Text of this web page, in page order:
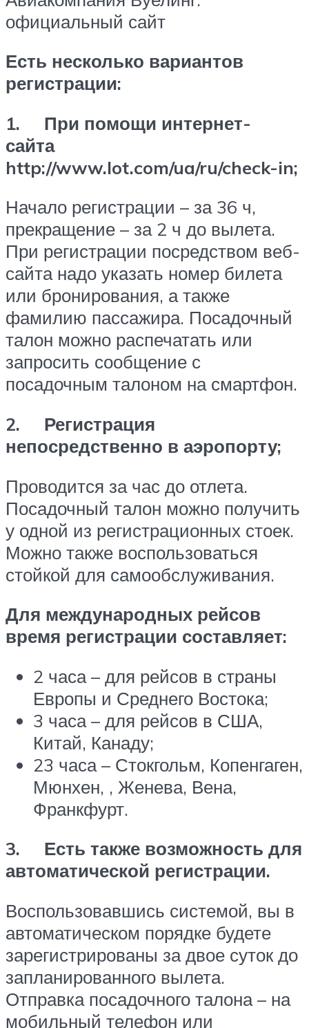
официальный сайт
Есть несколько вариантов
регистрации:
1. При помощи интернет-
сайта
http://www.lot.com/ua/ru/check-in;
Начало регистрации – за 36 ч,
прекращение – за 2 ч до вылета.
При регистрации посредством веб-
сайта надо указать номер билета
или бронирования, а также
фамилию пассажира. Посадочный
талон можно распечатать или
запросить сообщение с
посадочным талоном на смартфон.
2.
Регистрация
непосредственно в аэропорту;
Проводится за час до отлета.
Посадочный талон можно получить
у одной из регистрационных стоек.
Можно также воспользоваться
стойкой для самообслуживания.
Для международных рейсов
время регистрации составляет:
2 часа – для рейсов в страны
Европы и Среднего Востока;
3 часа – для рейсов в США,
Китай, Канаду;
23 часа – Стокгольм, Копенгаген,
Мюнхен, , Женева, Вена,
Франкфурт.
3. Есть также возможность для
автоматической регистрации.
Воспользовавшись системой, вы в
автоматическом порядке будете
зарегистрированы за двое суток до
запланированного вылета.
Отправка посадочного талона – на
мобильный телефон или